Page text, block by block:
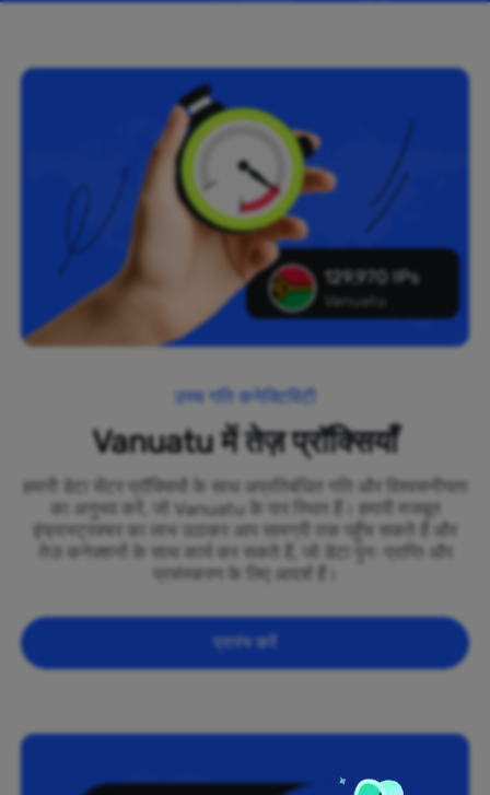
129,970 IPs
Vanuatu
उच्च गति कनेक्टिविटी
Vanuatu में तेज़ प्रॉक्सियाँ
हमारी डेटा सेंटर प्रॉक्सियों के साथ अप्रतिबंधित गति और विश्वसनीयता
का अनुभव करें, जो Vanuatu के पार स्थित हैं। हमारी मजबूत
इंफ्रास्ट्रक्चर का लाभ उठाकर आप सामग्री तक पहुँच सकते हैं और
तेज़ कनेक्शनों के साथ कार्य कर सकते हैं, जो डेटा पुनः प्राप्ति और
प्रसंस्करण के लिए आदर्श हैं।
प्रारंभ करें